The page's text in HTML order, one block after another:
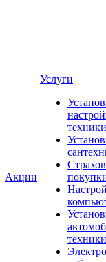
Акции
Услуги
техники
техники